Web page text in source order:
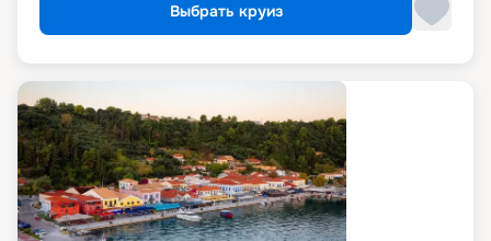
Выбрать круиз